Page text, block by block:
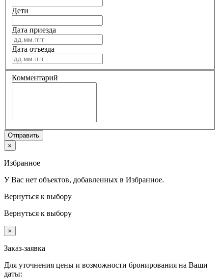
Дети
Дата приезда
Дата отъезда
Комментарий
Отправить
×
Избранное
У Вас нет объектов, добавленных в Избранное.
Вернуться к выбору
Вернуться к выбору
×
Заказ-заявка
Для уточнения цены и возможности бронирования на Ваши
даты: